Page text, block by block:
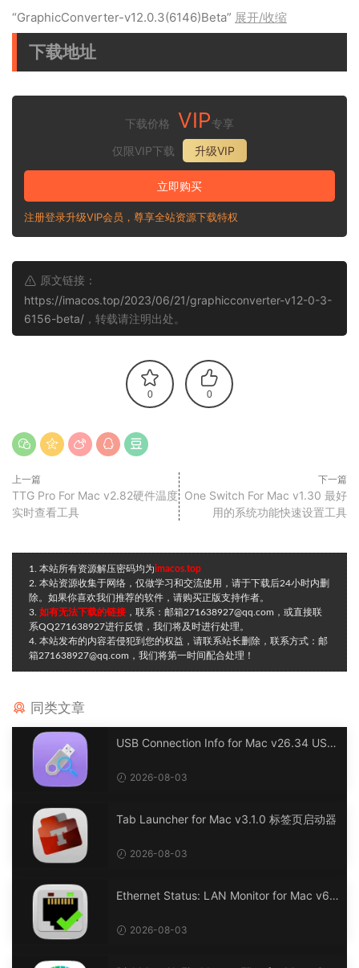
“GraphicConverter-v12.0.3(6146)Beta” 展开/收缩
下载地址
下载价格 VIP专享
仅限VIP下载
升级VIP
立即购买
注册登录升级VIP会员，尊享全站资源下载特权
原文链接：
https://imacos.top/2023/06/21/graphicconverter-v12-0-3-
6156-beta/ ，转载请注明出处。
0 0
上一篇
TTG Pro For Mac v2.82硬件温度
实时查看工具
下一篇
One Switch For Mac v1.30 最好
用的系统功能快速设置工具
1. 本站所有资源解压密码均为imacos.top
2. 本站资源收集于网络，仅做学习和交流使用，请于下载后24小时内删
除。如果你喜欢我们推荐的软件，请购买正版支持作者。
3. 如有无法下载的链接 ，联系：邮箱271638927@qq.com，或直接联
系QQ271638927进行反馈，我们将及时进行处理。
4. 本站发布的内容若侵犯到您的权益，请联系站长删除，联系方式：邮
箱271638927@qq.com，我们将第一时间配合处理！
同类文章
USB Connection Info for Mac v26.34 USB
2026-08-03
Tab Launcher for Mac v3.1.0 标签页启动器
2026-08-03
Ethernet Status: LAN Monitor for Mac v6.
2026-08-03